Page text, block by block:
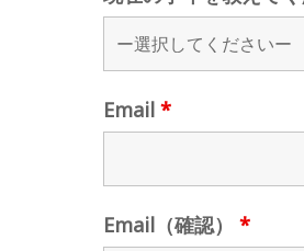
Email *
Email（確認） *